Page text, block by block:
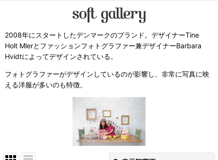
2008年にスタートしたデンマークのブランド。デザイナーTine
Holt Mlerとファッションフォトグラファー兼デザイナーBarbara
Hvidtによってデザインされている。
フォトグラファーがデザインしているのが影響し、非常に写真に映
える洋服が多いのも特徴。